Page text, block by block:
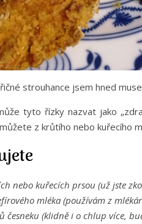
strouhance jsem hned
tyto řízky nazvat jako
z krůtího nebo kuřecího
nebo kuřecích prsou (už jste
mléka (používám z
česneku (klidně i o chlup více,